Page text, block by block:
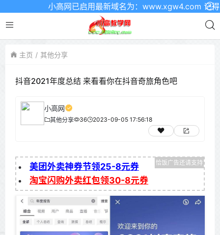
小高网已启用最新域名为：www.xgw4.com 记得收
主页 其他分享
抖音2021年度总结 来看看你在抖音奇旅角色吧
小高网
其他分享 36 2023-09-05 17:56:18
美团外卖神券节领25-8元券
淘宝闪购外卖红包领30-8元券